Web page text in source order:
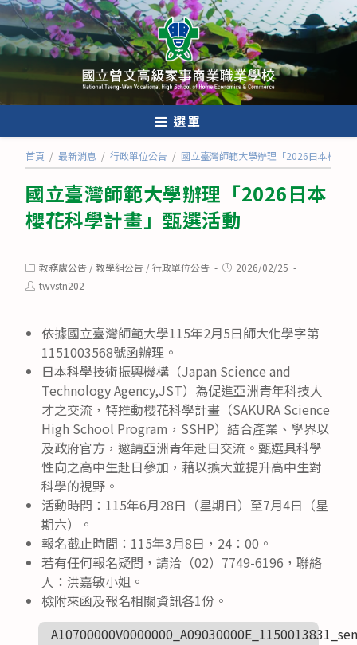
跳
轉
至
內
選單
首頁 / 最新消息 / 行政單位公告 / 國立臺灣師範大學辦理「2026日本櫻花
國立臺灣師範大學辦理「2026日本
櫻花科學計畫」甄選活動
Post
category:
教務處公告 /教學組公告 /行政單位公告
Post2026/02/25
Posttwvstn202
依據國立臺灣師範大學115年2月5日師大化學字第
1151003568號函辦理。
日本科學技術振興機構（Japan Science and
Technology Agency,JST）為促進亞洲青年科技人
才之交流，特推動櫻花科學計畫（SAKURA Science
High School Program，SSHP）結合產業、學界以
及政府官方，邀請亞洲青年赴日交流。甄選具科學
性向之高中生赴日參加，藉以擴大並提升高中生對
科學的視野。
活動時間：115年6月28日（星期日）至7月4日（星
期六）。
報名截止時間：115年3月8日，24：00。
若有任何報名疑間，請洽（02）7749-6196，聯絡
人：洪嘉敏小姐。
檢附來函及報名相關資訊各1份。